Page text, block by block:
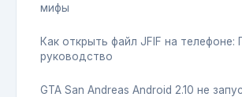
мифы
Как открыть файл JFIF на телефоне:
руководство
GTA San Andreas Android 2.10 не